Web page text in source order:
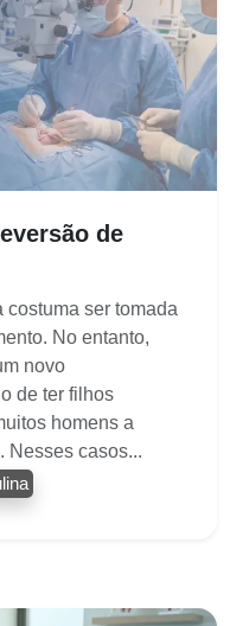
de
ser tomada
No entanto,
novo
de ter filhos
homens a
Nesses casos...